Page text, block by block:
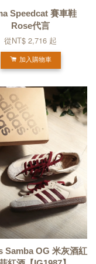
Speedcat 賽車鞋
Rose代言
從NT$ 2,716 起
加入購物車
Samba OG 米灰酒紅